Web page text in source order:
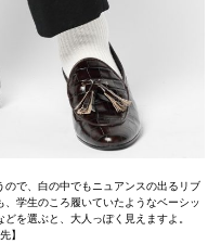
で、白の中でもニュアンスの出るリブ
学生のころ履いていたようなベーシッ
を選ぶと、大人っぽく見えますよ。
】